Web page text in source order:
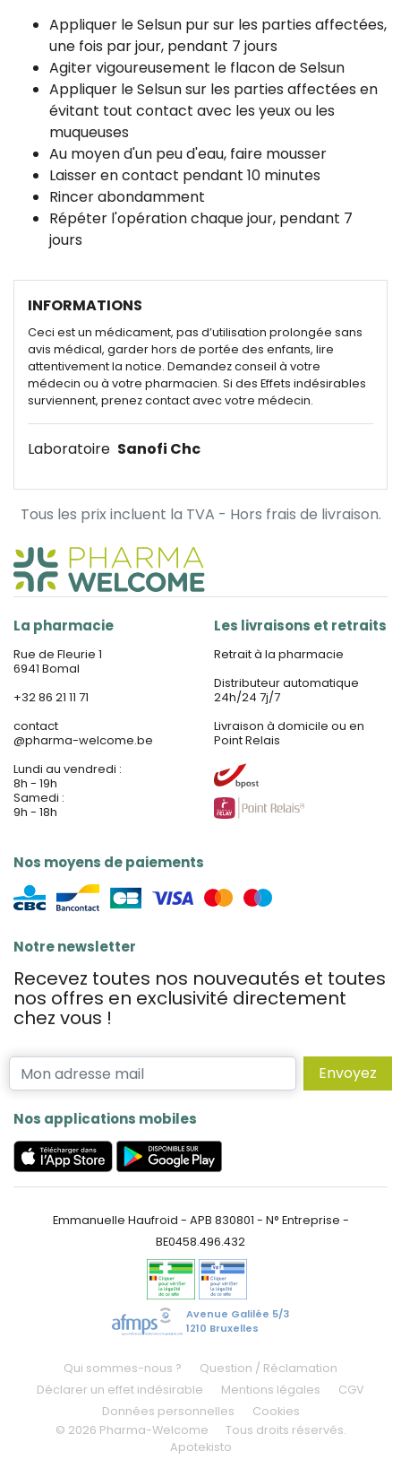
Appliquer le Selsun pur sur les parties affectées,
une fois par jour, pendant 7 jours
Agiter vigoureusement le flacon de Selsun
Appliquer le Selsun sur les parties affectées en
évitant tout contact avec les yeux ou les
muqueuses
Au moyen d'un peu d'eau, faire mousser
Laisser en contact pendant 10 minutes
Rincer abondamment
Répéter l'opération chaque jour, pendant 7
jours
INFORMATIONS
Ceci est un médicament, pas d’utilisation prolongée sans
avis médical, garder hors de portée des enfants, lire
attentivement la notice. Demandez conseil à votre
médecin ou à votre pharmacien. Si des Effets indésirables
surviennent, prenez contact avec votre médecin.
Laboratoire Sanofi Chc
Tous les prix incluent la TVA - Hors frais de livraison.
La pharmacie
Rue de Fleurie 1
6941 Bomal
+32 86 21 11 71
contact
@pharma-welcome.be
Lundi au vendredi :
8h - 19h
Samedi :
9h - 18h
Nos moyens de paiements
Les livraisons et retraits
Retrait à la pharmacie
Distributeur automatique
24h/24 7j/7
Livraison à domicile ou en
Point Relais
Notre newsletter
Recevez toutes nos nouveautés et toutes
nos offres en exclusivité directement
chez vous !
Envoyez
Nos applications mobiles
Emmanuelle Haufroid - APB 830801 - N° Entreprise -
BE0458.496.432
Avenue Galilée 5/3
1210 Bruxelles
Qui sommes-nous ?
Question / Réclamation
Déclarer un effet indésirable
Mentions légales
CGV
Données personnelles
Cookies
© 2026 Pharma-Welcome
Tous droits réservés.
Apotekisto